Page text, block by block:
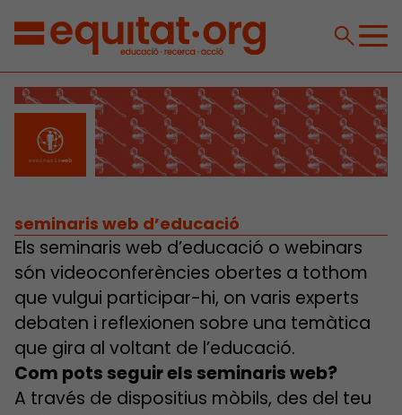
seminaris web d’educació
Els seminaris web d’educació o webinars
són videoconferències obertes a tothom
que vulgui participar-hi, on varis experts
debaten i reflexionen sobre una temàtica
que gira al voltant de l’educació.
Com pots seguir els seminaris web?
A través de dispositius mòbils, des del teu